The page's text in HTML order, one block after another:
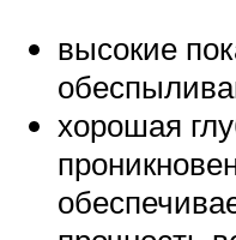
высокие
хорошая